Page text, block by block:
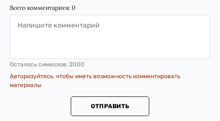
Всего комментариев: 0
Осталось символов: 2000
Авторизуйтесь, чтобы иметь возможность комментировать
материалы
ОТПРАВИТЬ